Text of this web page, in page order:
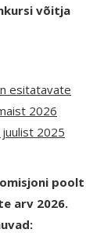
võitja
esitatavate
2026
juulist 2025
poolt
arv 2026.